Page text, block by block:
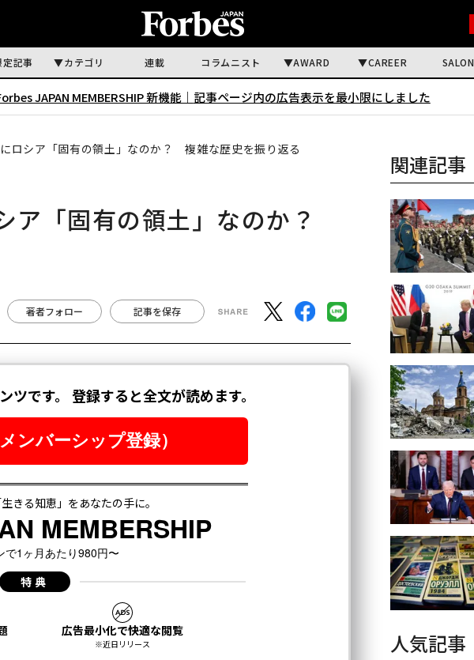
記事 カテゴリ 連載 コラムニスト AWARD CAREER SALON
JAPAN MEMBERSHIP 新機能｜ 記事ページ内の広告表示を最小限にしました
ロシア「固有の領土」なのか？ 複雑な歴史を振り返る
ア「固有の領土」なのか？
著者フォロー 記事を保存
関連記事
人気記事